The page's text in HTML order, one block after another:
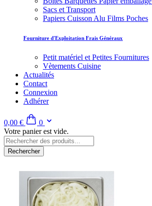
Sacs et Transport
Papiers Cuisson Alu Films Poches
Fourniture d'Exploitation Frais Généraux
Petit matériel et Petites Fournitures
Vètements Cuisine
Actualités
Contact
Connexion
Adhérer
0,00 €
0
Votre panier est vide.
Rechercher